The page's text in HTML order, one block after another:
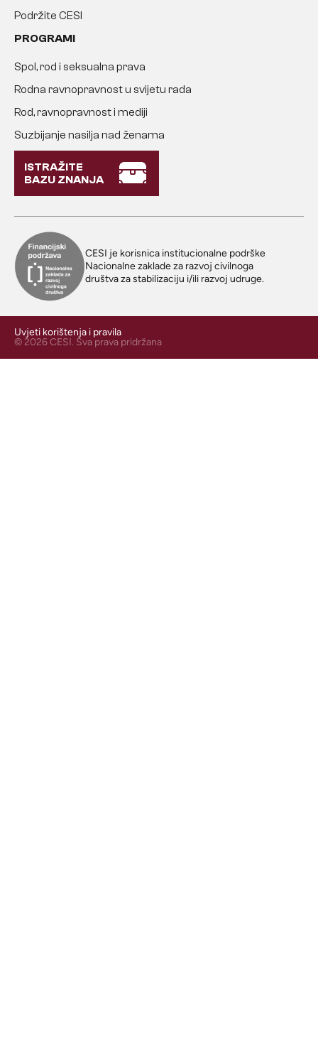
Podržite CESI
PROGRAMI
Spol, rod i seksualna prava
Rodna ravnopravnost u svijetu rada
Rod, ravnopravnost i mediji
Suzbijanje nasilja nad ženama
ISTRAŽITE
BAZU ZNANJA
CESI je korisnica institucionalne podrške
Nacionalne zaklade za razvoj civilnoga
društva za stabilizaciju i/ili razvoj udruge.
Uvjeti korištenja i pravila
© 2026 CESI. Sva prava pridržana